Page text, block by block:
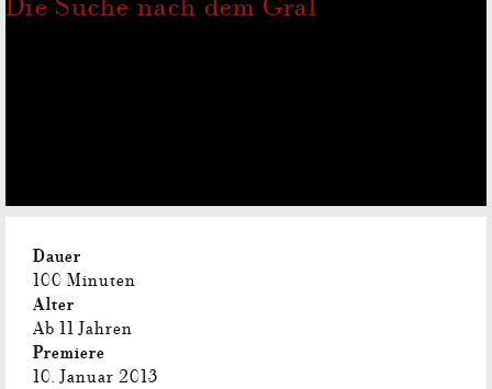
Dauer
100 Minuten
Alter
Ab 11 Jahren
Premiere
10. Januar 2013